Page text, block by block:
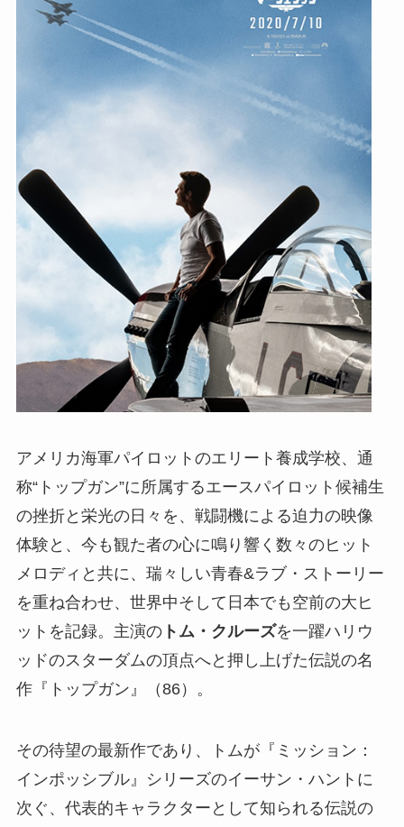
アメリカ海軍パイロットのエリート養成学校、通
称“トップガン”に所属するエースパイロット候補生
の挫折と栄光の日々を、戦闘機による迫力の映像
体験と、今も観た者の心に鳴り響く数々のヒット
メロディと共に、瑞々しい青春&ラブ・ストーリー
を重ね合わせ、世界中そして日本でも空前の大ヒ
ットを記録。主演のトム・クルーズを一躍ハリウ
ッドのスターダムの頂点へと押し上げた伝説の名
作『トップガン』（86）。
その待望の最新作であり、トムが『ミッション：
インポッシブル』シリーズのイーサン・ハントに
次ぐ、代表的キャラクターとして知られる伝説の